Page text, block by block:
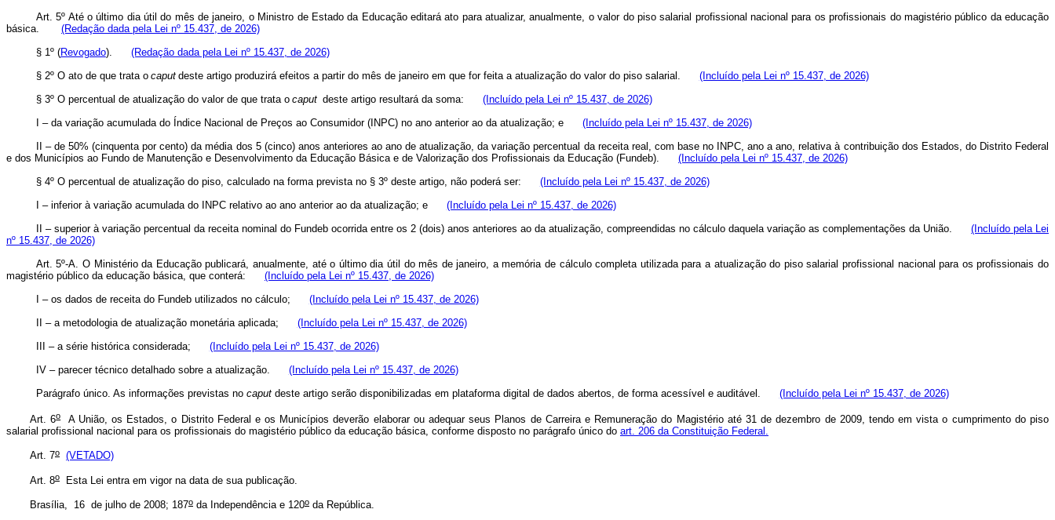
Art. 5º Até o último dia útil do mês de janeiro, o Ministro de Estado da Educação editará ato para atualizar, anualmente, o valor do piso salarial profissional nacional para os profissionais do magistério público da educação
básica.
(Redação dada pela Lei nº 15.437, de 2026)
§ 1º (Revogado).
(Redação dada pela Lei nº 15.437, de 2026)
§ 2º O ato de que trata o caputdeste artigo produzirá efeitos a partir do mês de janeiro em que for feita a atualização do valor do piso salarial.
(Incluído pela Lei nº 15.437, de 2026)
§ 3º O percentual de atualização do valor de que trata o caputdeste artigo resultará da soma:
(Incluído pela Lei nº 15.437, de 2026)
I – da variação acumulada do Índice Nacional de Preços ao Consumidor (INPC) no ano anterior ao da atualização; e
(Incluído pela Lei nº 15.437, de 2026)
II – de 50% (cinquenta por cento) da média dos 5 (cinco) anos anteriores ao ano de atualização, da variação percentual da receita real, com base no INPC, ano a ano, relativa à contribuição dos Estados, do Distrito Federal
e dos Municípios ao Fundo de Manutenção e Desenvolvimento da Educação Básica e de Valorização dos Profissionais da Educação (Fundeb).
(Incluído pela Lei nº 15.437, de 2026)
§ 4º O percentual de atualização do piso, calculado na forma prevista no § 3º deste artigo, não poderá ser:
(Incluído pela Lei nº 15.437, de 2026)
I – inferior à variação acumulada do INPC relativo ao ano anterior ao da atualização; e
(Incluído pela Lei nº 15.437, de 2026)
II – superior à variação percentual da receita nominal do Fundeb ocorrida entre os 2 (dois) anos anteriores ao da atualização, compreendidas no cálculo daquela variação as complementações da União.
(Incluído pela Lei
nº 15.437, de 2026)
Art. 5º-A. O Ministério da Educação publicará, anualmente, até o último dia útil do mês de janeiro, a memória de cálculo completa utilizada para a atualização do piso salarial profissional nacional para os profissionais do
magistério público da educação básica, que conterá:
(Incluído pela Lei nº 15.437, de 2026)
I – os dados de receita do Fundeb utilizados no cálculo;
(Incluído pela Lei nº 15.437, de 2026)
II – a metodologia de atualização monetária aplicada;
(Incluído pela Lei nº 15.437, de 2026)
III – a série histórica considerada;
(Incluído pela Lei nº 15.437, de 2026)
IV – parecer técnico detalhado sobre a atualização.
(Incluído pela Lei nº 15.437, de 2026)
Parágrafo único. As informações previstas no caputdeste artigo serão disponibilizadas em plataforma digital de dados abertos, de forma acessível e auditável. (Incluído pela Lei nº 15.437, de 2026)
Art. 6oA União, os Estados, o Distrito Federal e os Municípios deverão elaborar ou adequar seus Planos de Carreira e Remuneração do Magistério até 31 de dezembro de 2009, tendo em vista o cumprimento do piso
salarial profissional nacional para os profissionais do magistério público da educação básica, conforme disposto no parágrafo único do art. 206 da Constituição Federal.
Art. 7o (VETADO)
Art. 8o Esta Lei entra em vigor na data de sua publicação.
Brasília, 16 de julho de 2008; 187o da Independência e 120o da República.